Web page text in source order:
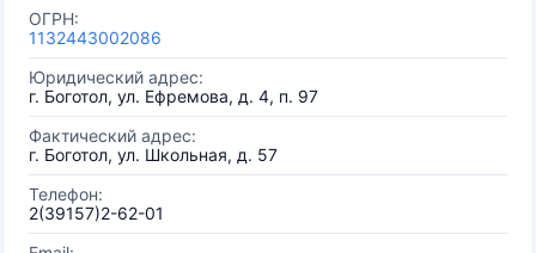
ОГРН:
1132443002086
Юридический адрес:
г. Боготол, ул. Ефремова, д. 4, п. 97
Фактический адрес:
г. Боготол, ул. Школьная, д. 57
Телефон:
2(39157)2-62-01